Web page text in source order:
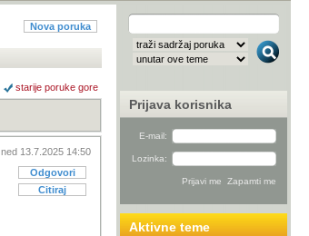
Nova poruka
starije poruke gore
ned 13.7.2025 14:50
Odgovori
Citiraj
Prijava korisnika
E-mail:
Lozinka:
Aktivne teme